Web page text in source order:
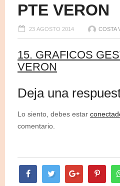
PTE VERON
23 AGOSTO 2014 COSTA
15. GRAFICOS
VERON
Deja una
Lo siento, debes estar
comentario.